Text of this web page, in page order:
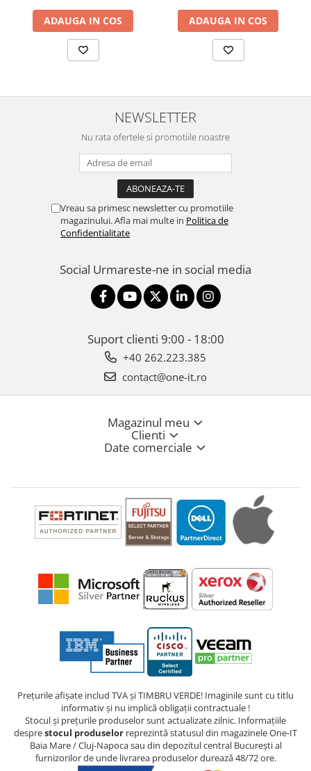
ADAUGA IN COS ADAUGA IN COS
NEWSLETTER
Nu rata ofertele si promotiile noastre
Vreau sa primesc newsletter cu promotiile
magazinului. Afla mai multe in Politica de
Confidentialitate
Social Urmareste-ne in social media
Suport clienti 9:00 - 18:00
+40 262.223.385
contact@one-it.ro
Magazinul meu
Clienti
Date comerciale
Prețurile afișate includ TVA și TIMBRU VERDE! Imaginile sunt cu titlu
informativ și nu implică obligații contractuale !
Stocul și prețurile produselor sunt actualizate zilnic. Informațiile
desprestocul produselor reprezintă statusul din magazinele One-IT
Baia Mare / Cluj-Napoca sau din depozitul central București al
furnizorilor de unde livrarea produselor durează 48/72 ore.